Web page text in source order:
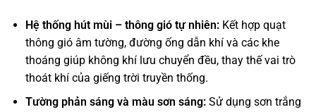
Hệ thống hút mùi – thông gió tự nhiên:Kết hợp quạt
thông gió âm tường, đường ống dẫn khí và các khe
thoáng giúp không khí lưu chuyển đều, thay thế vai trò
thoát khí của giếng trời truyền thống.
Tường phản sáng và màu sơn sáng:Sử dụng sơn trắng